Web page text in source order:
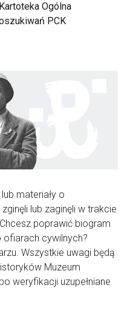
Ogólna
PCK
materiały o
lub zaginęli w trakcie
poprawić biogram
cywilnych?
Wszystkie uwagi będą
Muzeum
weryfikacji uzupełniane